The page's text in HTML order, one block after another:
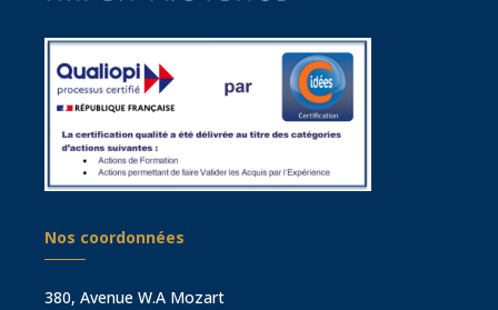
Nos coordonnées
380, Avenue W.A Mozart